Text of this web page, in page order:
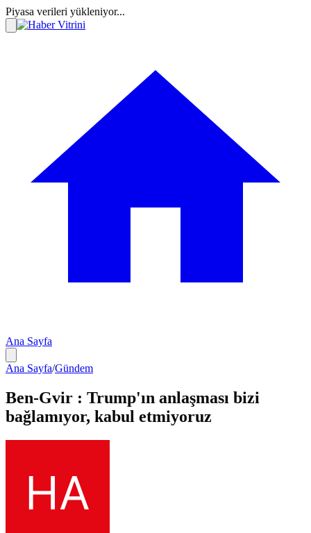
Piyasa verileri yükleniyor...
Ana Sayfa
Ana Sayfa/Gündem
Ben-Gvir : Trump'ın anlaşması bizi
bağlamıyor, kabul etmiyoruz